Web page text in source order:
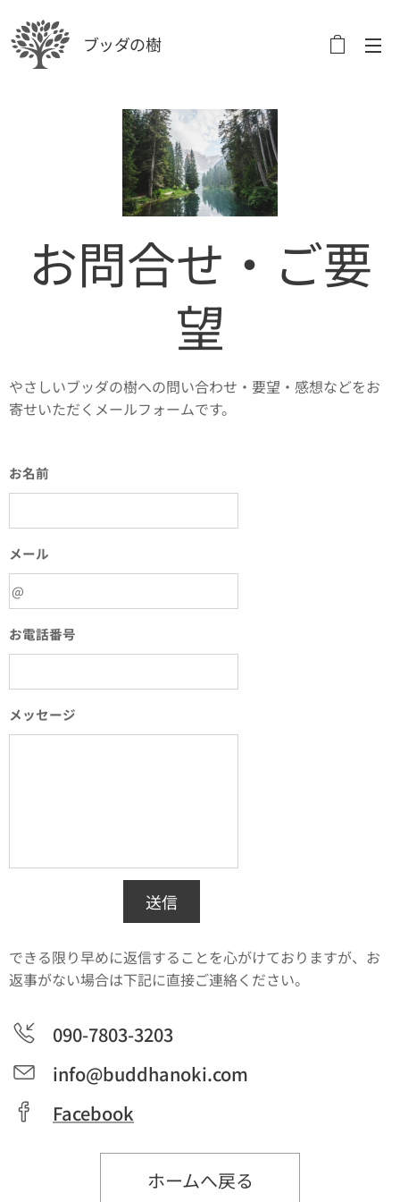
ブッダの樹
お問合せ・ご要
望
やさしいブッダの樹への問い合わせ・要望・感想などをお
寄せいただくメールフォームです。
お名前
メール
お電話番号
メッセージ
送信
できる限り早めに返信することを心がけておりますが、お
返事がない場合は下記に直接ご連絡ください。
090-7803-3203
info@buddhanoki.com
Facebook
ホームへ戻る